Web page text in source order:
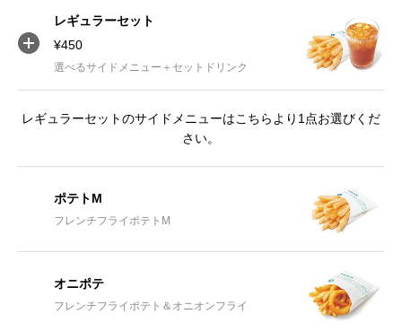
レギュラーセット
¥450
選べるサイドメニュー＋セットドリンク
レギュラーセットのサイドメニューはこちらより1点お選びくだ
さい。
ポテトM
フレンチフライポテトM
オニポテ
フレンチフライポテト＆オニオンフライ